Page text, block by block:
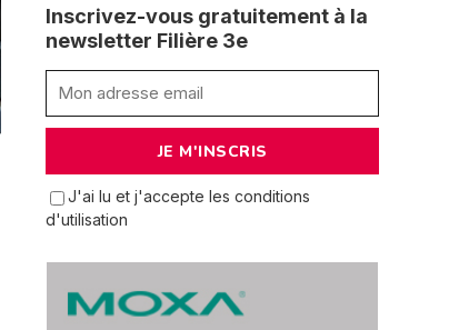
Inscrivez-vous gratuitement à la
newsletter Filière 3e
J'ai lu et j'accepte les conditions
d'utilisation